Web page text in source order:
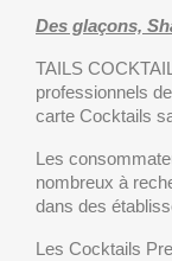
Des glaçons,
TAILS
professionnels
carte Cocktails
Les
nombreux à
dans des
Les Cocktails